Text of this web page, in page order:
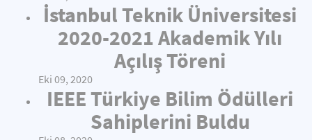
İstanbul Teknik Üniversitesi
2020-2021 Akademik Yılı
Açılış Töreni
Eki 09, 2020
IEEE Türkiye Bilim Ödülleri
Sahiplerini Buldu